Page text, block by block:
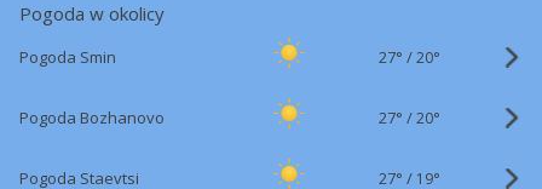
Pogoda w okolicy
Pogoda Smin 27° /20°
Pogoda Bozhanovo 27° /20°
Pogoda Staevtsi 27° / 19°